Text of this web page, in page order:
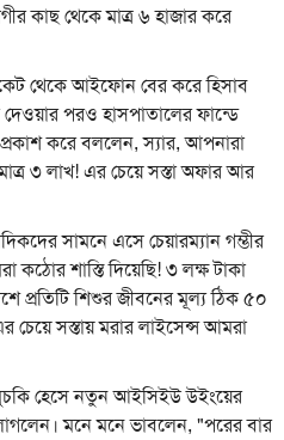
কাছ থেকে মাত্র ৬ হাজার করে
থেকে আইফোন বের করে হিসাব
পরও হাসপাতালের ফান্ডে
করে বললেন, স্যার, আপনারা
৩ লাখ! এর চেয়ে সস্তা অফার আর
সামনে এসে চেয়ারম্যান গম্ভীর
কঠোর শাস্তি দিয়েছি! ৩ লক্ষ টাকা
প্রতিটি শিশুর জীবনের মূল্য ঠিক ৫০
সস্তায় মরার লাইসেন্স আমরা
হেসে নতুন আইসিইউ উইংয়ের
মনে মনে ভাবলেন, "পরের বার